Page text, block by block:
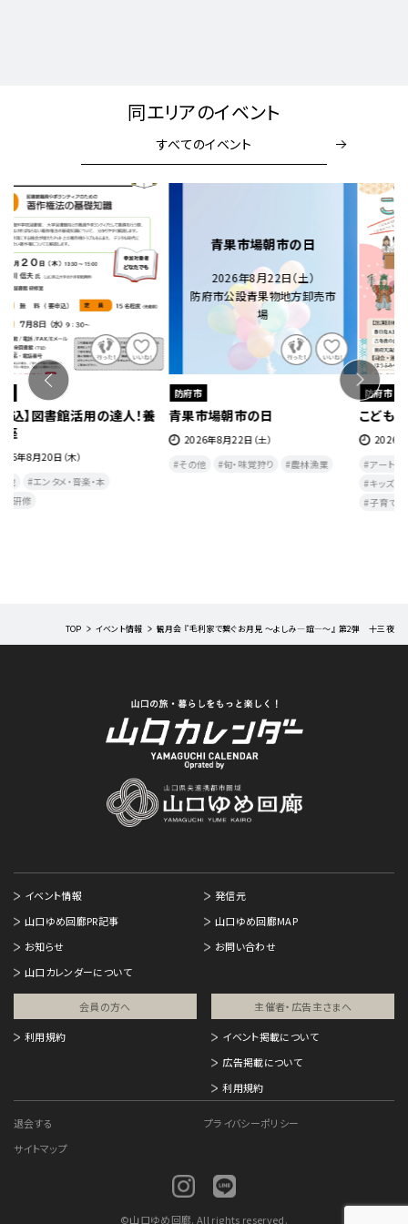
同エリアのイベント
すべてのイベント
防府市
こども文化祭
アート・歴史・文化
キッズ
その他
子育て
鈴虫放生祭
2026年9月5日（土）
自然・生き物
祭・フェスタ
その他
TOP イベント情報 観月会 『毛利家で繋ぐお月見 ～よしみ―誼―～』 第2弾 十三夜
イベント情報
発信元
山口ゆめ回廊PR記事
山口ゆめ回廊MAP
お知らせ
お問い合わせ
山口カレンダーについて
会員の方へ
利用規約
主催者・広告主さまへ​
イベント掲載について
広告掲載について
利用規約
退会する
プライバシーポリシー
サイトマップ
©山口ゆめ回廊. All rights reserved.